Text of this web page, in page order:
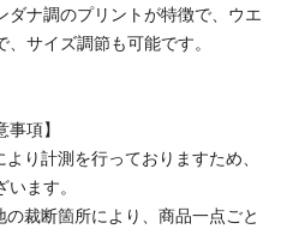
ダナ調のプリントが特徴で、ウエ
サイズ調節も可能です。
項】
り計測を行っておりますため、
ます。
裁断箇所により、商品一点ごと